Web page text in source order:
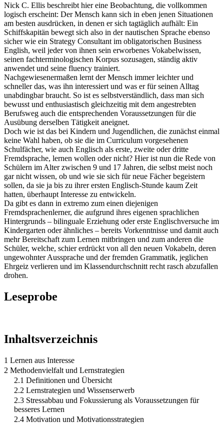
Nick C. Ellis beschreibt hier eine Beobachtung, die vollkommen
logisch erscheint: Der Mensch kann sich in eben jenen Situationen
am besten ausdrücken, in denen er sich tagtäglich aufhält: Ein
Schiffskapitän bewegt sich also in der nautischen Sprache ebenso
sicher wie ein Strategy Consultant im obligatorischen Business
English, weil jeder von ihnen sein erworbenes Vokabelwissen,
seinen fachterminologischen Korpus sozusagen, ständig aktiv
anwendet und seine fluency trainiert.
Nachgewiesenermaßen lernt der Mensch immer leichter und
schneller das, was ihn interessiert und was er für seinen Alltag
unabdingbar braucht. So ist es selbstverständlich, dass man sich
bewusst und enthusiastisch gleichzeitig mit dem angestrebten
Berufsweg auch die entsprechenden Voraussetzungen für die
Ausübung derselben Tätigkeit aneignet.
Doch wie ist das bei Kindern und Jugendlichen, die zunächst einmal
keine Wahl haben, ob sie die im Curriculum vorgesehenen
Schulfächer, wie auch Englisch als erste, zweite oder dritte
Fremdsprache, lernen wollen oder nicht? Hier ist nun die Rede von
Schülern im Alter zwischen 9 und 17 Jahren, die selbst meist noch
gar nicht wissen, ob und wie sie sich für neue Fächer begeistern
sollen, da sie ja bis zu ihrer ersten Englisch-Stunde kaum Zeit
hatten, überhaupt Interesse zu entwickeln.
Da gibt es dann in extremo zum einen diejenigen
Fremdsprachenlerner, die aufgrund ihres eigenen sprachlichen
Hintergrunds – bilinguale Erziehung oder erste Englischversuche im
Kindergarten oder ähnliches – bereits Vorkenntnisse und damit auch
mehr Bereitschaft zum Lernen mitbringen und zum anderen die
Schüler, welche, schier erdrückt von all den neuen Vokabeln, deren
ungewohnter Aussprache und der fremden Grammatik, jeglichen
Ehrgeiz verlieren und im Klassendurchschnitt recht rasch abzufallen
drohen.
Leseprobe
Inhaltsverzeichnis
1 Lernen aus Interesse
2 Methodenvielfalt und Lernstrategien
2.1 Definitionen und Übersicht
2.2 Lernstrategien und Wissenserwerb
2.3 Stressabbau und Fokussierung als Voraussetzungen für
besseres Lernen
2.4 Motivation und Motivationsstrategien